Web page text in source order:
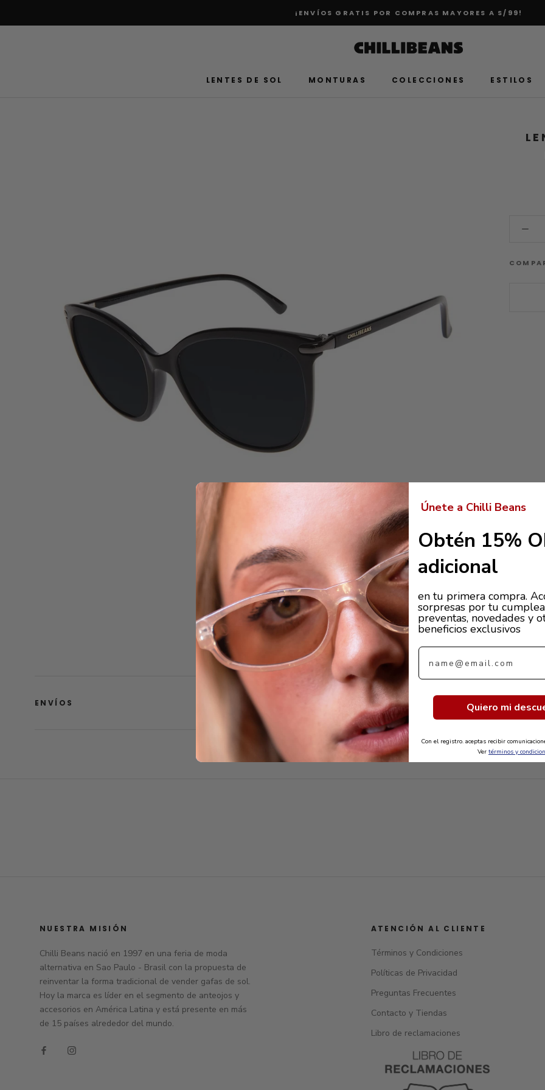
¡ENVÍOS GRATIS POR COMPRAS MAYORES A S/99!
LENTES DE SOL MONTURAS COLECCIONES ESTILOS
ENVÍOS
NUESTRA MISIÓN
Chilli Beans nació en 1997 en una feria de moda
alternativa en Sao Paulo - Brasil con la propuesta de
reinventar la forma tradicional de vender gafas de sol.
Hoy la marca es líder en el segmento de anteojos y
accesorios en América Latina y está presente en más
de 15 países alrededor del mundo.
ATENCIÓN AL CLIENTE
Términos y Condiciones
Políticas de Privacidad
Preguntas Frecuentes
Contacto y Tiendas
Libro de reclamaciones
Únete a Chilli Beans
Obtén 15%
adicional
en tu primera compra.
sorpresas por tu
preventas, novedades y
beneficios exclusivos
Email
Quiero mi
Con el registro. aceptas recibir
Ver términos y